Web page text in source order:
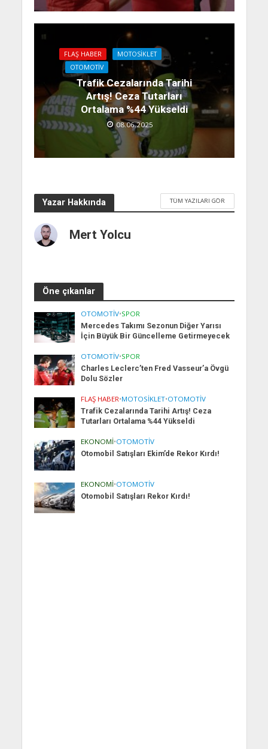
FLAŞ HABER
MOTOSIKLET
OTOMOTIV
Trafik Cezalarında Tarihi
Artış! Ceza Tutarları
Ortalama %44 Yükseldi
08.06.2025
Yazar Hakkında TÜM YAZILARI GÖR
Mert Yolcu
Öne çıkanlar
OTOMOTIV•SPOR
Mercedes Takımı Sezonun Diğer Yarısı
İçin Büyük Bir Güncelleme Getirmeyecek
OTOMOTIV•SPOR
Charles Leclerc’ten Fred Vasseur’a Övgü
Dolu Sözler
FLAŞ HABER•MOTOSIKLET•OTOMOTIV
Trafik Cezalarında Tarihi Artış! Ceza
Tutarları Ortalama %44 Yükseldi
EKONOMI•OTOMOTIV
Otomobil Satışları Ekim’de Rekor Kırdı!
EKONOMI•OTOMOTIV
Otomobil Satışları Rekor Kırdı!